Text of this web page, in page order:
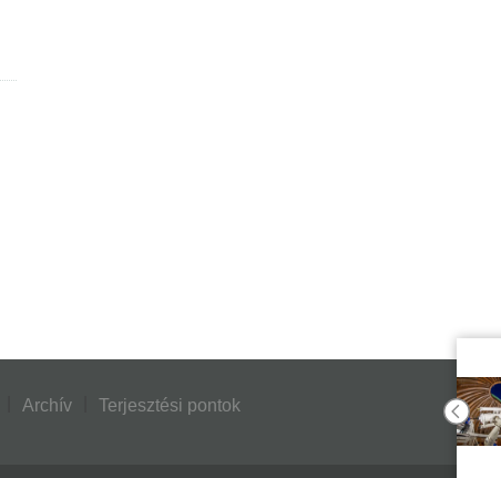
Archív Terjesztési pontok